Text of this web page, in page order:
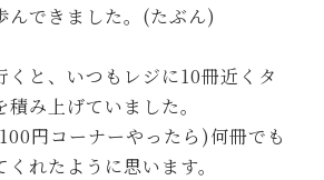
んできました。(たぶん)
くと、いつもレジに10冊近くタ
み上げていました。
円コーナーやったら)何冊でも
れたように思います。